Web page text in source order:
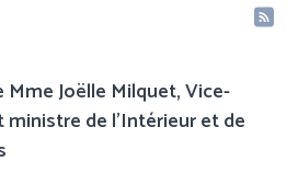
Mme Joëlle Milquet, Vice-
ministre de l'Intérieur et de